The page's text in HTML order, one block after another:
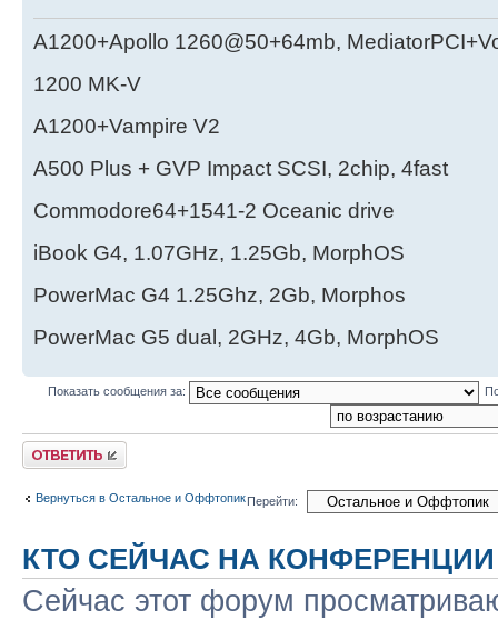
A1200+Apollo 1260@50+64mb,
1200 MK-V
A1200+Vampire V2
А500 Plus + GVP Impact SCSI, 2chip, 4fast
Commodore64+1541-2 Oceanic drive
iBook G4, 1.07GHz, 1.25Gb, MorphOS
PowerMac G4 1.25Ghz, 2Gb, Morphos
PowerMac G5 dual, 2GHz, 4Gb, MorphOS
Показать сообщения за:
Ответить
Вернуться в Остальное и ОффтопикПерейти:
КТО СЕЙЧАС НА КОНФЕРЕНЦИИ
Сейчас этот форум